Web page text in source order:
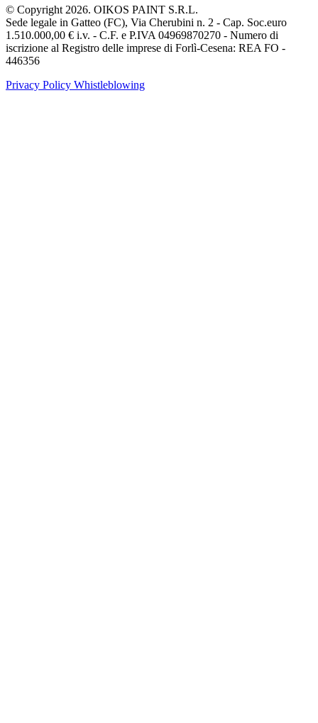
© Copyright 2026. OIKOS PAINT S.R.L.
Sede legale in Gatteo (FC), Via Cherubini n. 2 - Cap. Soc.euro
1.510.000,00 € i.v. - C.F. e P.IVA 04969870270 - Numero di
iscrizione al Registro delle imprese di Forlì-Cesena: REA FO -
446356
Privacy Policy Whistleblowing